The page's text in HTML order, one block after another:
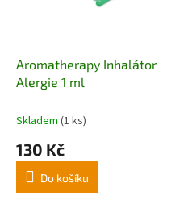
Aromatherapy Inhalátor
Alergie 1 ml
Skladem (1 ks)
130 Kč
Do košíku